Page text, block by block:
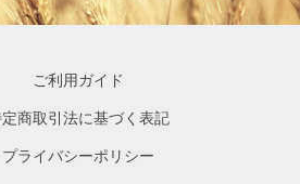
ご利用ガイド
商取引法に基づく表記
プライバシーポリシー